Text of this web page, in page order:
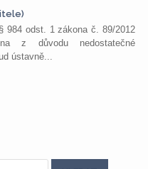
984 odst. 1 zákona č. 89/2012
z důvodu nedostatečné
ústavně...